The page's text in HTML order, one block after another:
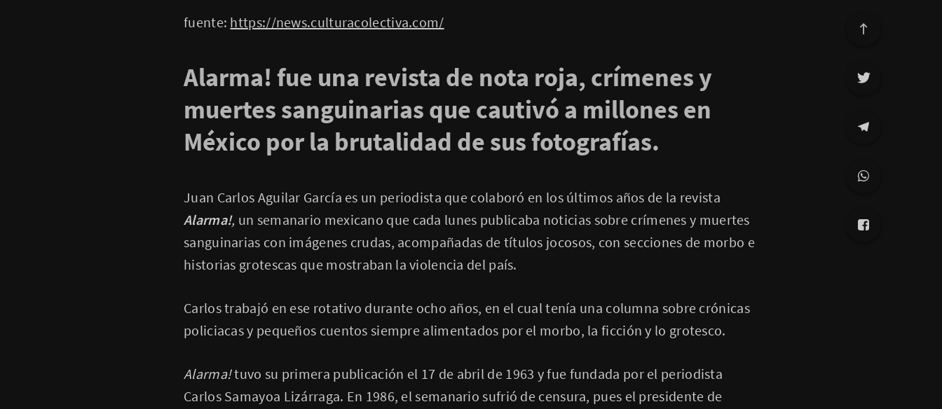
fuente: https://news.culturacolectiva.com/
Alarma! fue una revista de nota roja, crímenes y
muertes sanguinarias que cautivó a millones en
México por la brutalidad de sus fotografías.
Juan Carlos Aguilar García es un periodista que colaboró en los últimos años de la revista
Alarma!, un semanario mexicano que cada lunes publicaba noticias sobre crímenes y muertes
sanguinarias con imágenes crudas, acompañadas de títulos jocosos, con secciones de morbo e
historias grotescas que mostraban la violencia del país.
Carlos trabajó en ese rotativo durante ocho años, en el cual tenía una columna sobre crónicas
policiacas y pequeños cuentos siempre alimentados por el morbo, la ficción y lo grotesco.
Alarma!tuvo su primera publicación el 17 de abril de 1963 y fue fundada por el periodista
Carlos Samayoa Lizárraga. En 1986, el semanario sufrió de censura, pues el presidente de